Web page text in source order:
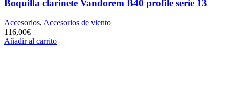
Boquilla clarinete Vandorem B40 profile serie 13
Accesorios, Accesorios de viento
116,00€
Añadir al carrito